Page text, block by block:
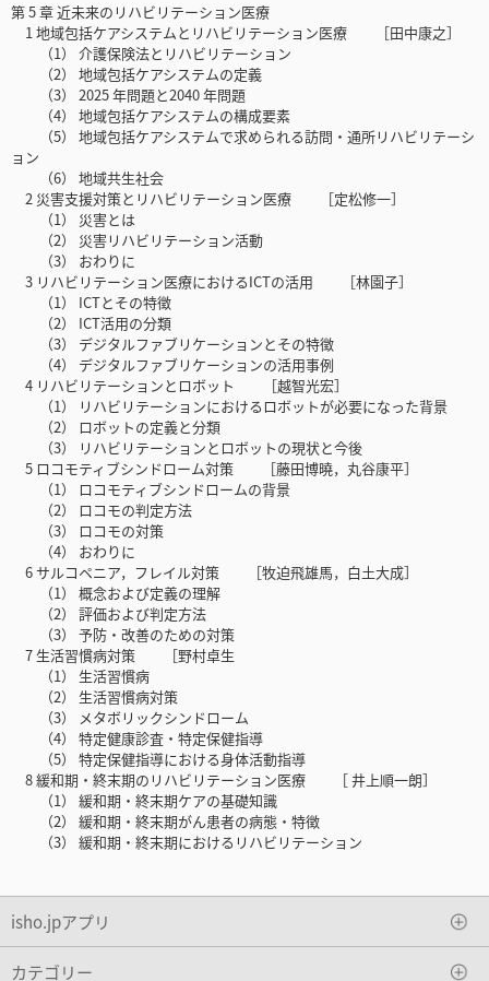
第 5 章 近未来のリハビリテーション医療
1 地域包括ケアシステムとリハビリテーション医療 ［田中康之］
（1） 介護保険法とリハビリテーション
（2） 地域包括ケアシステムの定義
（3） 2025 年問題と2040 年問題
（4） 地域包括ケアシステムの構成要素
（5） 地域包括ケアシステムで求められる訪問・通所リハビリテーシ
ョン
（6） 地域共生社会
2 災害支援対策とリハビリテーション医療 ［定松修一］
（1） 災害とは
（2） 災害リハビリテーション活動
（3） おわりに
3 リハビリテーション医療におけるICTの活用 ［林園子］
（1） ICTとその特徴
（2） ICT活用の分類
（3） デジタルファブリケーションとその特徴
（4） デジタルファブリケーションの活用事例
4 リハビリテーションとロボット ［越智光宏］
（1） リハビリテーションにおけるロボットが必要になった背景
（2） ロボットの定義と分類
（3） リハビリテーションとロボットの現状と今後
5 ロコモティブシンドローム対策 ［藤田博曉，丸谷康平］
（1） ロコモティブシンドロームの背景
（2） ロコモの判定方法
（3） ロコモの対策
（4） おわりに
6 サルコペニア，フレイル対策 ［牧迫飛雄馬，白土大成］
（1） 概念および定義の理解
（2） 評価および判定方法
（3） 予防・改善のための対策
7 生活習慣病対策 ［野村卓生
（1） 生活習慣病
（2） 生活習慣病対策
（3） メタボリックシンドローム
（4） 特定健康診査・特定保健指導
（5） 特定保健指導における身体活動指導
8 緩和期・終末期のリハビリテーション医療 ［ 井上順一朗］
（1） 緩和期・終末期ケアの基礎知識
（2） 緩和期・終末期がん患者の病態・特徴
（3） 緩和期・終末期におけるリハビリテーション
isho.jpアプリ
カテゴリー